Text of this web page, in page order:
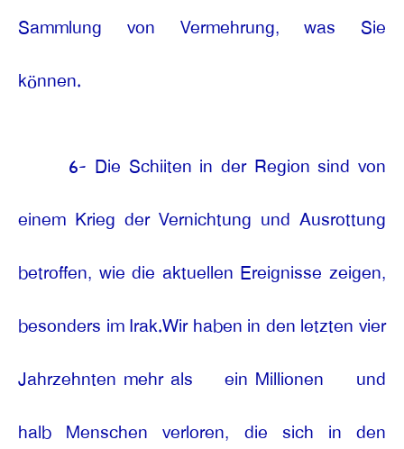
Sammlung von Vermehrung, was Sie
können.
6- Die Schiiten in der Region sind von
einem Krieg der Vernichtung und Ausrottung
betroffen, wie die aktuellen Ereignisse zeigen,
besonders im Irak.Wir haben in den letzten vier
Jahrzehnten mehr als
ein Millionen
und
halb Menschen verloren, die sich in den